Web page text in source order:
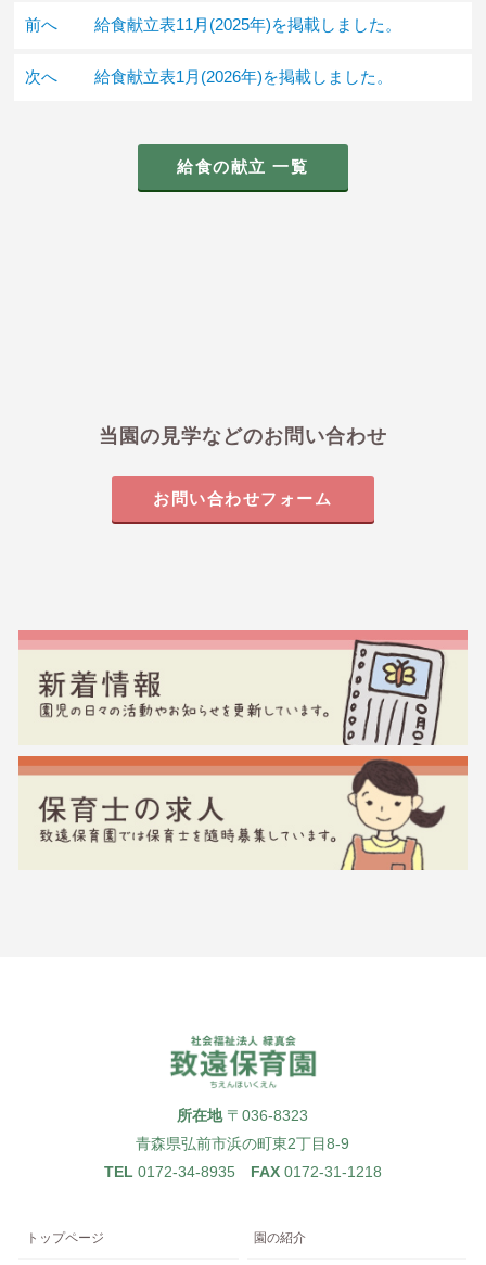
前へ 給食献立表11月(2025年)を掲載しました。
次へ 給食献立表1月(2026年)を掲載しました。
給食の献立 一覧
当園の見学などのお問い合わせ
お問い合わせフォーム
所在地〒036-8323
青森県弘前市浜の町東2丁目8-9
TEL 0172-34-8935 FAX0172-31-1218
トップページ 園の紹介